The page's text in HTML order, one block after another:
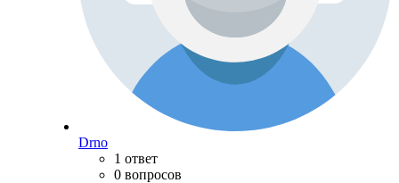
Drno
1 ответ
0 вопросов